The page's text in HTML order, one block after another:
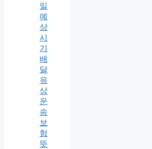
일
예
상
시
기
배
달
유
상
운
송
보
험
뜻